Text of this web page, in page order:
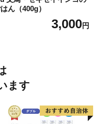
ん（400g）
3,000円
ます